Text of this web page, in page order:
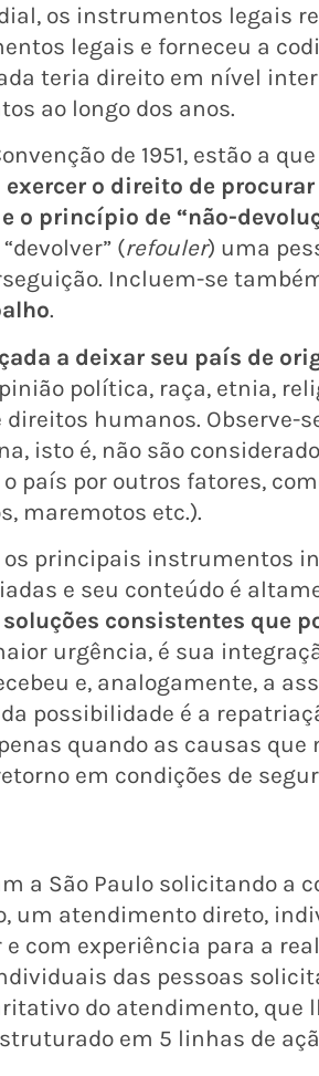
os instrumentos legais
legais e forneceu a
teria direito em nível
ao longo dos anos.
de 1951, estão a
exercer o direito de
o princípio de “não-
(refouler) uma
Incluem-se
.
a deixar seu país de
política, raça, etnia,
humanos. Observe-
isto é, não são
país por outros fatores,
maremotos etc.).
os principais instrumentos
e seu conteúdo é
consistentes que
urgência, é sua
e, analogamente, a
possibilidade é a
quando as causas
em condições de
a São Paulo solicitando a
um atendimento direto,
com experiência para a
das pessoas
do atendimento, que
em 5 linhas de